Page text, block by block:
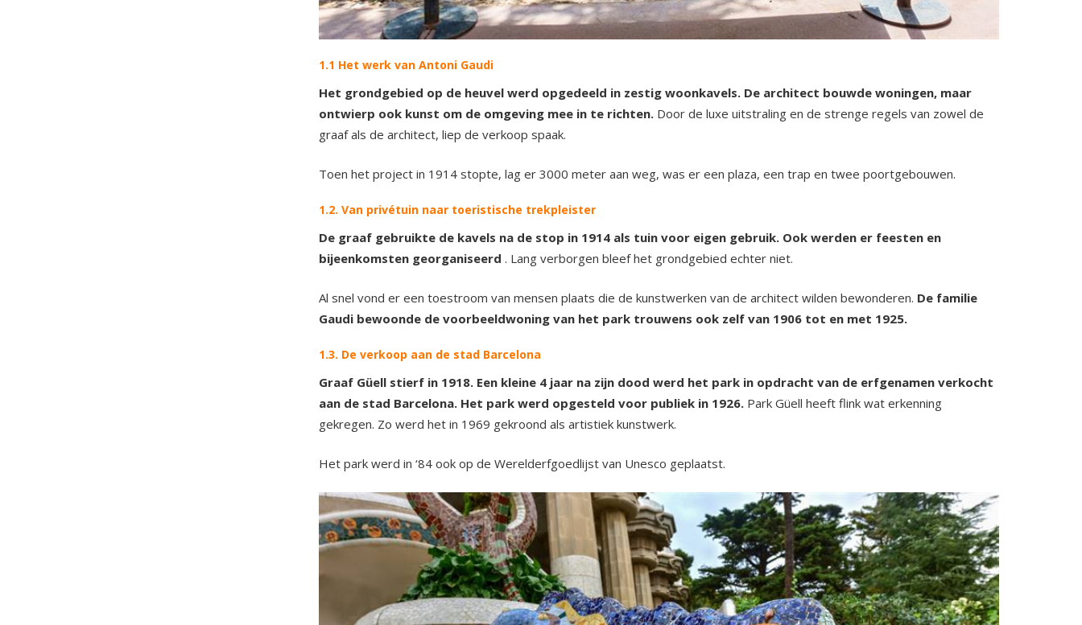
1.1 Het werk van Antoni Gaudi
Het grondgebied op de heuvel werd opgedeeld in zestig woonkavels. De architect bouwde woningen, maar
ontwierp ook kunst om de omgeving mee in te richten. Door de luxe uitstraling en de strenge regels van zowel de
graaf als de architect, liep de verkoop spaak.
Toen het project in 1914 stopte, lag er 3000 meter aan weg, was er een plaza, een trap en twee poortgebouwen.
1.2. Van privétuin naar toeristische trekpleister
De graaf gebruikte de kavels na de stop in 1914 als tuin voor eigen gebruik. Ook werden er feesten en
bijeenkomsten georganiseerd . Lang verborgen bleef het grondgebied echter niet.
Al snel vond er een toestroom van mensen plaats die de kunstwerken van de architect wilden bewonderen. De familie
Gaudi bewoonde de voorbeeldwoning van het park trouwens ook zelf van 1906 tot en met 1925.
1.3. De verkoop aan de stad Barcelona
Graaf Güell stierf in 1918. Een kleine 4 jaar na zijn dood werd het park in opdracht van de erfgenamen verkocht
aan de stad Barcelona. Het park werd opgesteld voor publiek in 1926. Park Güell heeft flink wat erkenning
gekregen. Zo werd het in 1969 gekroond als artistiek kunstwerk.
Het park werd in ‘84 ook op de Werelderfgoedlijst van Unesco geplaatst.